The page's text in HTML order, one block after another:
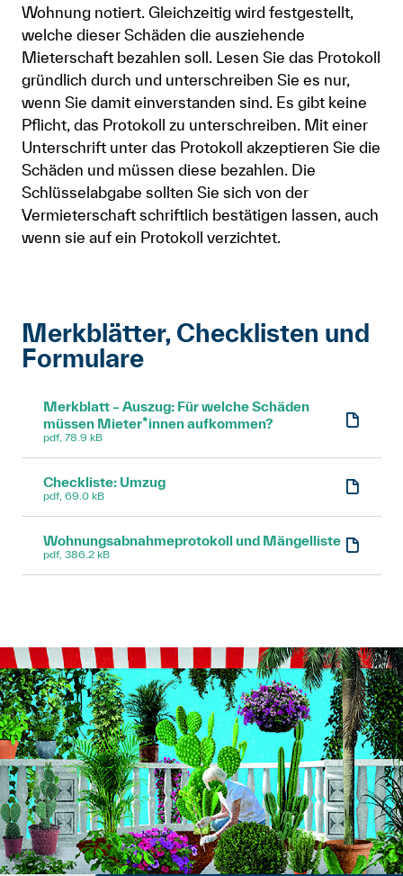
Wohnung notiert. Gleichzeitig wird festgestellt,
welche dieser Schäden die ausziehende
Mieterschaft bezahlen soll. Lesen Sie das Protokoll
gründlich durch und unterschreiben Sie es nur,
wenn Sie damit einverstanden sind. Es gibt keine
Pflicht, das Protokoll zu unterschreiben. Mit einer
Unterschrift unter das Protokoll akzeptieren Sie die
Schäden und müssen diese bezahlen. Die
Schlüsselabgabe sollten Sie sich von der
Vermieterschaft schriftlich bestätigen lassen, auch
wenn sie auf ein Protokoll verzichtet.
Merkblätter, Checklisten und
Formulare
Merkblatt – Auszug: Für welche Schäden
müssen Mieter*innen aufkommen?
pdf, 78.9 kB
Checkliste: Umzug
pdf, 69.0 kB
Wohnungsabnahmeprotokoll und Mängelliste
pdf, 386.2 kB